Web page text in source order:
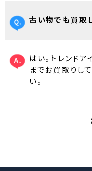
古い物でも買取
はい。トレンド
までお買取りし
い。